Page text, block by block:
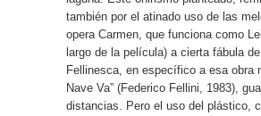
también por el atinado uso de las
opera Carmen, que funciona como
largo de la película) a cierta fábula
Fellinesca, en específico a esa obra
Nave Va” (Federico Fellini, 1983),
distancias. Pero el uso del plástico,